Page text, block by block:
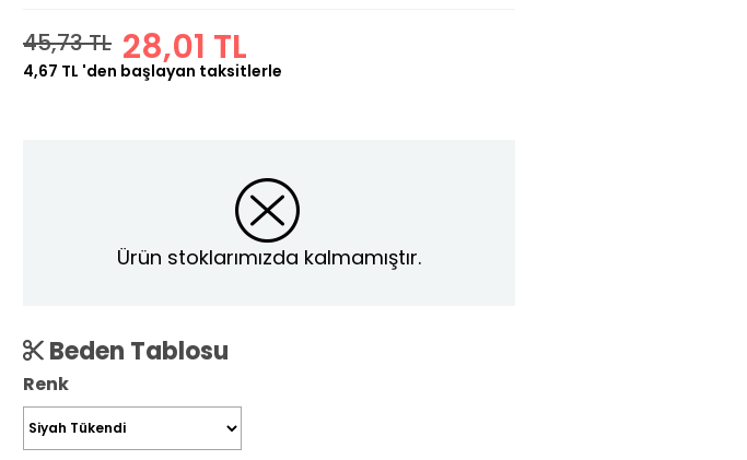
45,73 TL 28,01 TL
4,67 TL 'den başlayan taksitlerle
Ürün stoklarımızda kalmamıştır.
Beden Tablosu
Renk